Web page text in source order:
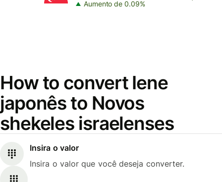
Aumento de 0.09%
How to convert Iene
japonês to Novos
shekeles israelenses
Insira o valor
Insira o valor que você deseja converter.